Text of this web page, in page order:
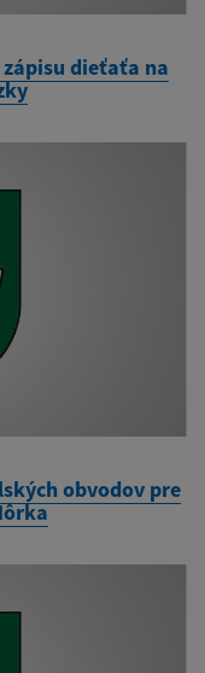
zápisu dieťaťa na
obvodov pre